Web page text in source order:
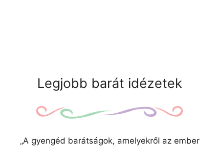
Legjobb barát idézetek
„A gyengéd barátságok, amelyekről az ember